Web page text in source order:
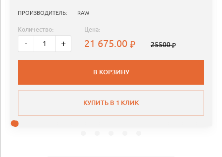
ПРОИЗВОДИТЕЛЬ: RAW
Количество:
- +
Цена:
21 675.00 25500
В КОРЗИНУ
КУПИТЬ В 1 КЛИК